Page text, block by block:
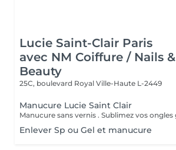
Lucie Saint-Clair Paris
avec NM Coiffure / Nails &
Beauty
25C, boulevard Royal Ville-Haute L-2449
Manucure Lucie Saint Clair
Enlever Sp ou Gel et manucure